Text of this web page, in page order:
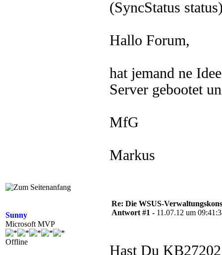
(SyncStatus
Hallo Forum,
hat jemand ne
Server gebootet
MfG
Markus
Sunny
Microsoft MVP
Offline
Re: Die WSUS-
Antwort #1 - 11.07.12 um
Hast Du